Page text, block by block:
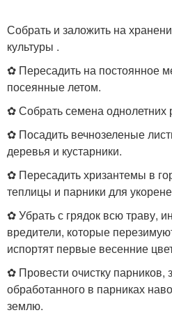
Собрать и заложить на
культуры .
✿ Пересадить на постоянное
посеянные летом.
✿ Собрать семена однолетних
✿ Посадить вечнозеленые
деревья и кустарники.
✿ Пересадить хризантемы в
теплицы и парники для
✿ Убрать с грядок всю траву,
вредители, которые
испортят первые весенние
✿ Провести очистку парников,
обработанного в парниках
землю.